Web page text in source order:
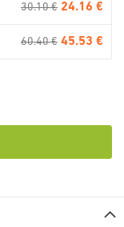
30.10 € 24.16 €
60.40 € 45.53 €